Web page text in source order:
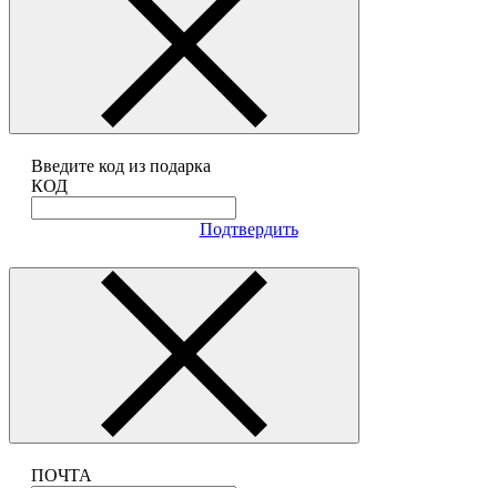
Введите код из подарка
КОД
Подтвердить
ПОЧТА